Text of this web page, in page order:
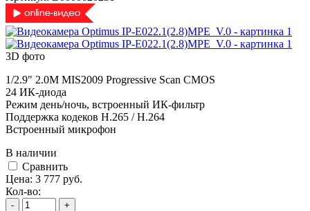
3D фото
1/2.9" 2.0M MIS2009 Progressive Scan CMOS
24 ИК-диода
Режим день/ночь, встроенный ИК-фильтр
Поддержка кодеков H.265 / H.264
Встроенный микрофон
В наличии
Cравнить
Цена: 3 777 руб.
Кол-во:
- +